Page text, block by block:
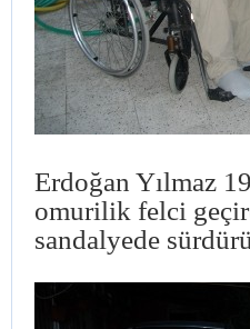
Erdoğan Yılmaz
omurilik felci
sandalyede